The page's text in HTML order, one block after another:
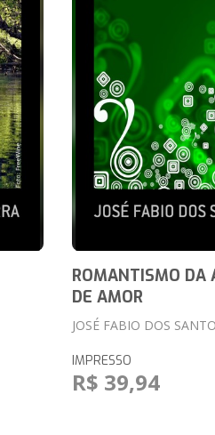
ROMANTISMO DA
DE AMOR
JOSÉ FABIO DOS
IMPRESSO
R$ 39,94